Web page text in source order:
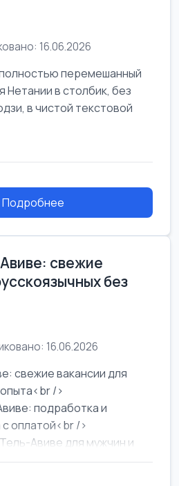
16.06.2026
перемешанный
Нетании в столбик, без
в чистой текстовой
мебельном производстве:
Подробнее
свежие
без
16.06.2026
свежие вакансии для
/>
подработка и
оплатой<br />
Авиве для мужчин и